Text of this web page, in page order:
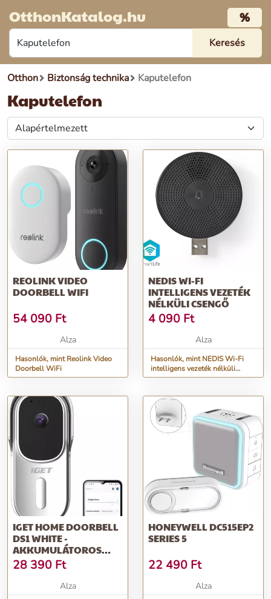
OtthonKatalog.hu %
Otthon Biztonság technika Kaputelefon
Kaputelefon
REOLINK VIDEO
DOORBELL WIFI
54 090 Ft
Alza
Hasonlók, mint Reolink Video
Doorbell WiFi
NEDIS WI-FI
INTELLIGENS VEZETÉK
NÉLKÜLI CSENGŐ
4 090 Ft
Alza
Hasonlók, mint NEDIS Wi-Fi
intelligens vezeték nélküli
csengő
IGET HOME DOORBELL
DS1 WHITE -
AKKUMULÁTOROS
WIFI VIDEÓ
KAPUTELEFON FULLHD
28 390 Ft
Alza
HONEYWELL DC515EP2
SERIES 5
22 490 Ft
Alza